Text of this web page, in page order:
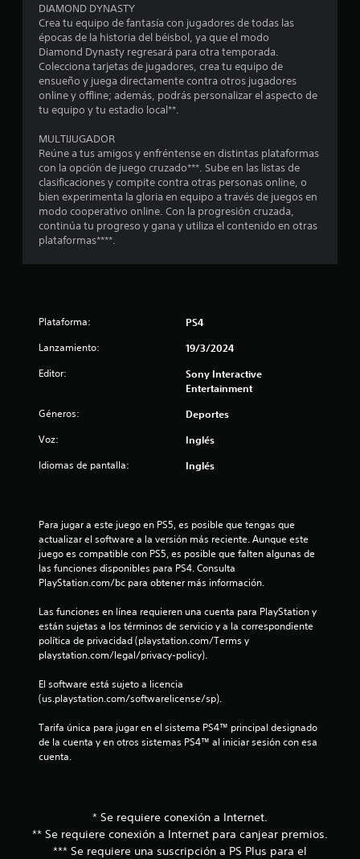
e
t
e
l
l
a
s
l
d
1
2
l
DIAMOND DYNASTY
Crea tu equipo de fantasía con jugadores de todas las
épocas de la historia del béisbol, ya que el modo
Diamond Dynasty regresará para otra temporada.
Colecciona tarjetas de jugadores, crea tu equipo de
ensueño y juega directamente contra otros jugadores
online y offline; además, podrás personalizar el aspecto de
tu equipo y tu estadio local**.
MULTIJUGADOR
Reúne a tus amigos y enfréntense en distintas plataformas
con la opción de juego cruzado***. Sube en las listas de
clasificaciones y compite contra otras personas online, o
bien experimenta la gloria en equipo a través de juegos en
modo cooperativo online. Con la progresión cruzada,
continúa tu progreso y gana y utiliza el contenido en otras
plataformas****.
Plataforma: PS4
Lanzamiento: 19/3/2024
Editor:
Sony Interactive
Entertainment
Géneros: Deportes
Voz: Inglés
Idiomas de pantalla: Inglés
Para jugar a este juego en PS5, es posible que tengas que
actualizar el software a la versión más reciente. Aunque este
juego es compatible con PS5, es posible que falten algunas de
las funciones disponibles para PS4. Consulta
PlayStation.com/bc para obtener más información.
Las funciones en línea requieren una cuenta para PlayStation y
están sujetas a los términos de servicio y a la correspondiente
política de privacidad (playstation.com/Terms y
playstation.com/legal/privacy-policy).
El software está sujeto a licencia
(us.playstation.com/softwarelicense/sp).
Tarifa única para jugar en el sistema PS4™ principal designado
de la cuenta y en otros sistemas PS4™ al iniciar sesión con esa
cuenta.
* Se requiere conexión a Internet.
** Se requiere conexión a Internet para canjear premios.
*** Se requiere una suscripción a PS Plus para el